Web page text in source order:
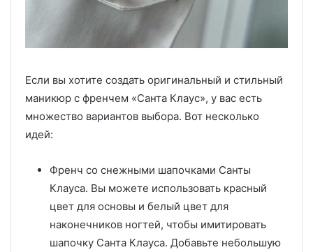
Если вы хотите создать оригинальный и стильный
маникюр с френчем «Санта Клаус», у вас есть
множество вариантов выбора. Вот несколько
идей:
Френч со снежными шапочками Санты
Клауса. Вы можете использовать красный
цвет для основы и белый цвет для
наконечников ногтей, чтобы имитировать
шапочку Санта Клауса. Добавьте небольшую